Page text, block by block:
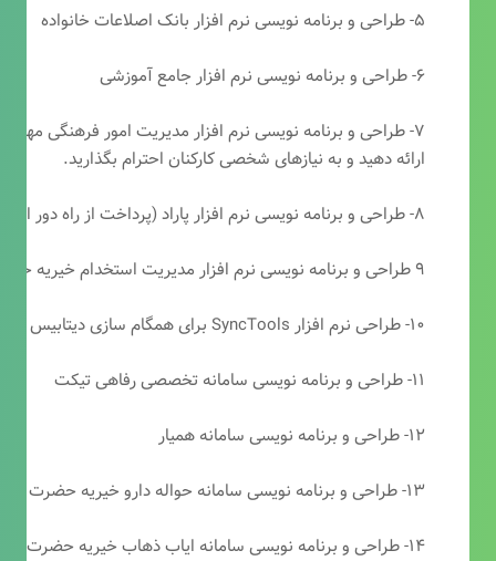
۵- طراحی و برنامه نویسی نرم افزار بانک اصلاعات خانواده
۶- طراحی و برنامه نویسی نرم افزار جامع آموزشی
۷- طراحی و برنامه نویسی نرم افزار مدیریت امور فرهنگی
ارائه دهید و به نیازهای شخصی کارکنان احترام بگذارید.
۸- طراحی و برنامه نویسی نرم افزار پاراد (پرداخت از راه دور انجمن مددکاری امام زمان(عج))
۹ طراحی و برنامه نویسی نرم افزار مدیریت استخدام خیریه حضرت ابوالفضل (ع)
۱۰- طراحی نرم افزار SyncTools برای همگام سازی دیتابیس های SQL Server
۱۱- طراحی و برنامه نویسی سامانه تخصصی رفاهی تیکت
۱۲- طراحی و برنامه نویسی سامانه همیار
۱۳- طراحی و برنامه نویسی سامانه حواله دارو خیریه حضرت ابوالفضل (ع)
۱۴- طراحی و برنامه نویسی سامانه ایاب ذهاب خیریه حضرت ابوالفضل (ع)